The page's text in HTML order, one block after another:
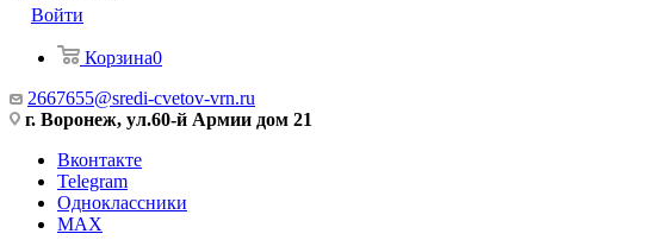
Войти
Корзина0
2667655@sredi-cvetov-vrn.ru
г. Воронеж, ул.60-й Армии дом 21
Вконтакте
Telegram
Одноклассники
MAX